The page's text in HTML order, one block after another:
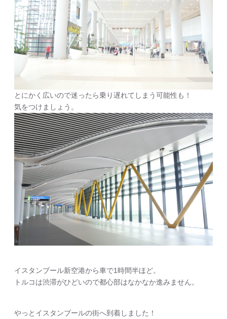
とにかく広いので迷ったら乗り遅れてしまう可能性も！
気をつけましょう。
イスタンブール新空港から車で1時間半ほど。
トルコは渋滞がひどいので都心部はなかなか進みません。
やっとイスタンブールの街へ到着しました！